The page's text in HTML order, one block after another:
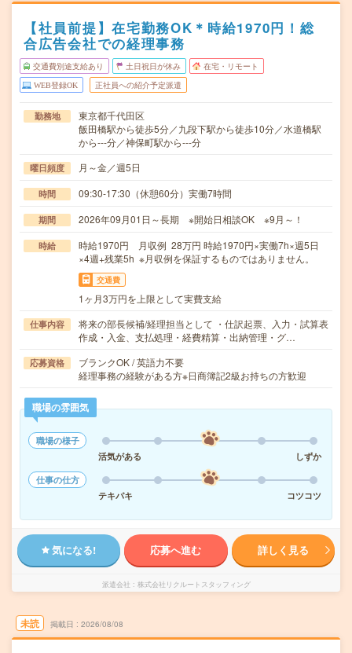
【社員前提】在宅勤務OK＊時給1970円！総
合広告会社での経理事務
交通費別途支給あり 土日祝日が休み 在宅・リモート
WEB登録OK 正社員への紹介予定派遣
勤務地
東京都千代田区
飯田橋駅から徒歩5分／九段下駅から徒歩10分／水道橋駅
から---分／神保町駅から---分
曜日頻度 月～金／週5日
時間 09:30-17:30（休憩60分）実働7時間
期間 2026年09月01日～長期 ※開始日相談OK ※9月～！
時給
時給1970円 月収例 28万円 時給1970円×実働7h×週5日
×4週+残業5h ※月収例を保証するものではありません。
交通費
1ヶ月3万円を上限として実費支給
仕事内容
将来の部長候補/経理担当として ・仕訳起票、入力・試算表
作成・入金、支払処理・経費精算・出納管理・グ…
応募資格
ブランクOK / 英語力不要
経理事務の経験がある方※日商簿記2級お持ちの方歓迎
職場の雰囲気
職場の様子
活気がある
しずか
仕事の仕方
テキパキ
コツコツ
気になる! 応募へ進む 詳しく見る
派遣会社 株式会社リクルートスタッフィング
未読 掲載日 2026/08/08